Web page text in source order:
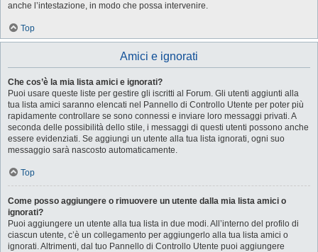
anche l’intestazione, in modo che possa intervenire.
Top
Amici e ignorati
Che cos’è la mia lista amici e ignorati?
Puoi usare queste liste per gestire gli iscritti al Forum. Gli utenti aggiunti alla
tua lista amici saranno elencati nel Pannello di Controllo Utente per poter più
rapidamente controllare se sono connessi e inviare loro messaggi privati. A
seconda delle possibilità dello stile, i messaggi di questi utenti possono anche
essere evidenziati. Se aggiungi un utente alla tua lista ignorati, ogni suo
messaggio sarà nascosto automaticamente.
Top
Come posso aggiungere o rimuovere un utente dalla mia lista amici o
ignorati?
Puoi aggiungere un utente alla tua lista in due modi. All’interno del profilo di
ciascun utente, c’è un collegamento per aggiungerlo alla tua lista amici o
ignorati. Altrimenti, dal tuo Pannello di Controllo Utente puoi aggiungere